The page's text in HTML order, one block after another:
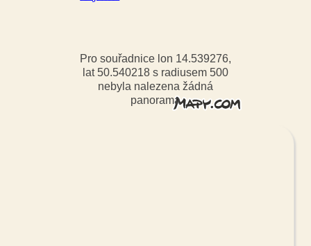
Pro souřadnice lon 14.539276,
lat 50.540218 s radiusem 500
nebyla nalezena žádná
panorama